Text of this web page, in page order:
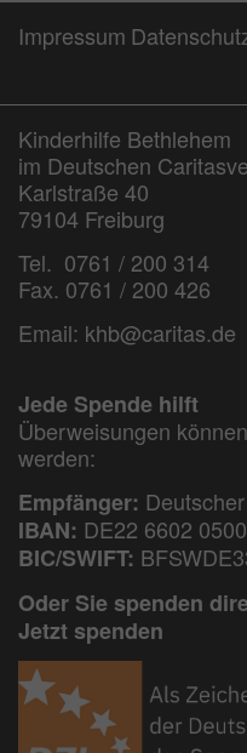
Impressum
Kinderhilfe Bethlehem
im Deutschen
Karlstraße 40
79104 Freiburg
Tel. 0761 / 200 314
Fax. 0761 / 200 426
Email: khb@caritas.de
Jede Spende hilft
Überweisungen
werden:
Empfänger:
IBAN: DE22 6602
BIC/SWIFT:
Oder Sie spenden
Jetzt spenden